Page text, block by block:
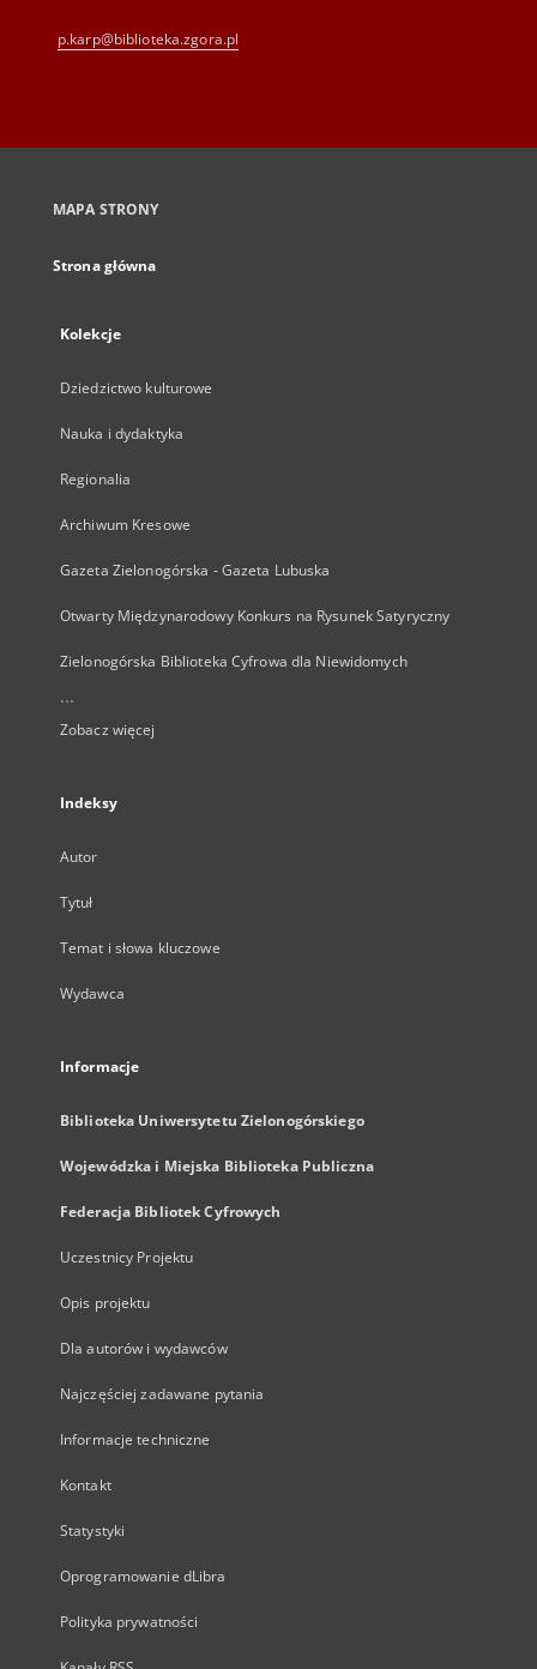
p.karp@biblioteka.zgora.pl
MAPA STRONY
Strona główna
Kolekcje
Dziedzictwo kulturowe
Nauka i dydaktyka
Regionalia
Archiwum Kresowe
Gazeta Zielonogórska - Gazeta Lubuska
Otwarty Międzynarodowy Konkurs na Rysunek Satyryczny
Zielonogórska Biblioteka Cyfrowa dla Niewidomych
...
Zobacz więcej
Indeksy
Autor
Tytuł
Temat i słowa kluczowe
Wydawca
Informacje
Biblioteka Uniwersytetu Zielonogórskiego
Wojewódzka i Miejska Biblioteka Publiczna
Federacja Bibliotek Cyfrowych
Uczestnicy Projektu
Opis projektu
Dla autorów i wydawców
Najczęściej zadawane pytania
Informacje techniczne
Kontakt
Statystyki
Oprogramowanie dLibra
Polityka prywatności